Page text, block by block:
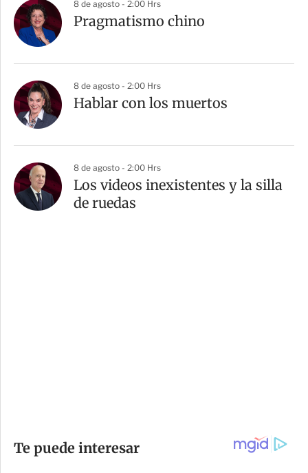
8 de agosto - 2:00 Hrs
Pragmatismo chino
8 de agosto - 2:00 Hrs
Hablar con los muertos
8 de agosto - 2:00 Hrs
Los videos inexistentes y la silla
de ruedas